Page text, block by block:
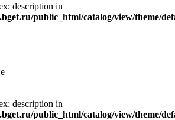
description in
public_html/catalog/view/theme/
description in
public_html/catalog/view/theme/